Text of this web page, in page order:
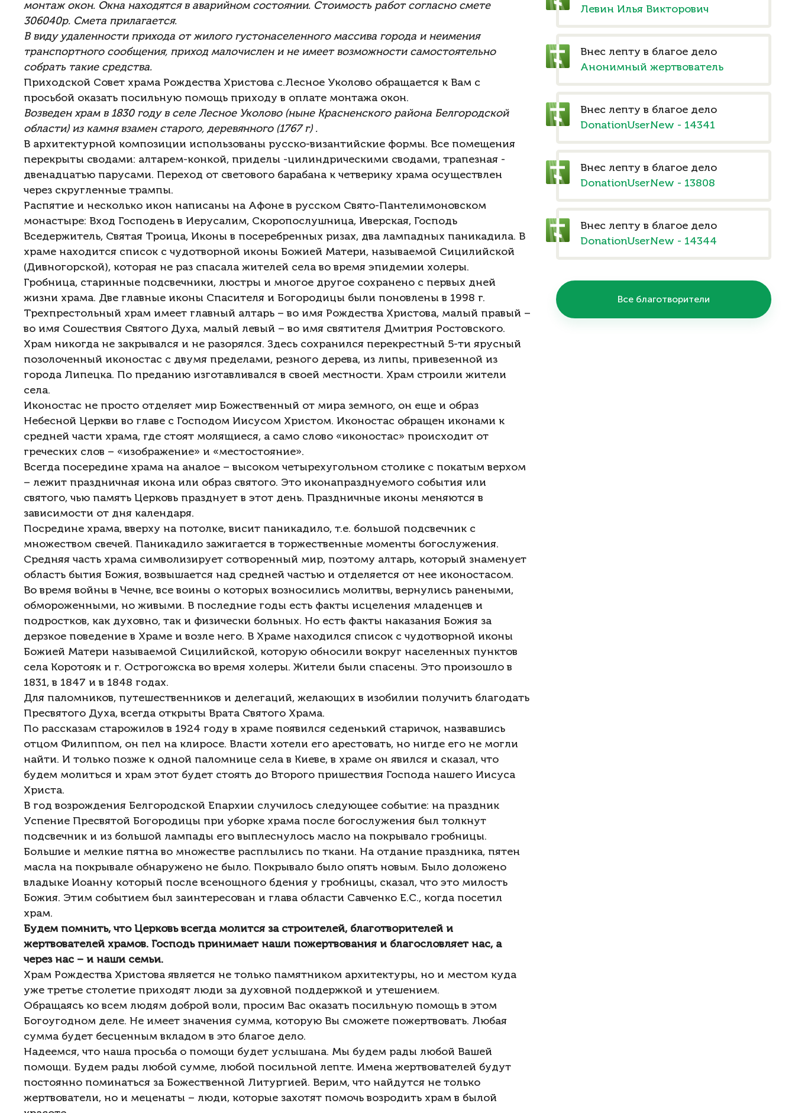
монтаж окон. Окна находятся в аварийном состоянии. Стоимость работ согласно смете
306040р. Смета прилагается.
В виду удаленности прихода от жилого густонаселенного массива города и неимения
транспортного сообщения, приход малочислен и не имеет возможности самостоятельно
собрать такие средства.
Приходской Совет храма Рождества Христова с.Лесное Уколово обращается к Вам с
просьбой оказать посильную помощь приходу в оплате монтажа окон.
Возведен храм в 1830 году в селе Лесное Уколово (ныне Красненского района Белгородской
области) из камня взамен старого, деревянного (1767 г) .
В архитектурной композиции использованы русско-византийские формы. Все помещения
перекрыты сводами: алтарем-конкой, приделы -цилиндрическими сводами, трапезная -
двенадцатью парусами. Переход от светового барабана к четверику храма осуществлен
через скругленные трампы.
Распятие и несколько икон написаны на Афоне в русском Свято-Пантелимоновском
монастыре: Вход Господень в Иерусалим, Скоропослушница, Иверская, Господь
Вседержитель, Святая Троица, Иконы в посеребренных ризах, два лампадных паникадила. В
храме находится список с чудотворной иконы Божией Матери, называемой Сицилийской
(Дивногорской), которая не раз спасала жителей села во время эпидемии холеры.
Гробница, старинные подсвечники, люстры и многое другое сохранено с первых дней
жизни храма. Две главные иконы Спасителя и Богородицы были поновлены в 1998 г.
Трехпрестольный храм имеет главный алтарь – во имя Рождества Христова, малый правый –
во имя Сошествия Святого Духа, малый левый – во имя святителя Дмитрия Ростовского.
Храм никогда не закрывался и не разорялся. Здесь сохранился перекрестный 5-ти ярусный
позолоченный иконостас с двумя пределами, резного дерева, из липы, привезенной из
города Липецка. По преданию изготавливался в своей местности. Храм строили жители
села.
Иконостас не просто отделяет мир Божественный от мира земного, он еще и образ
Небесной Церкви во главе с Господом Иисусом Христом. Иконостас обращен иконами к
средней части храма, где стоят молящиеся, а само слово «иконостас» происходит от
греческих слов – «изображение» и «местостояние».
Всегда посередине храма на аналое – высоком четырехугольном столике с покатым верхом
– лежит праздничная икона или образ святого. Это иконапразднуемого события или
святого, чью память Церковь празднует в этот день. Праздничные иконы меняются в
зависимости от дня календаря.
Посредине храма, вверху на потолке, висит паникадило, т.е. большой подсвечник с
множеством свечей. Паникадило зажигается в торжественные моменты богослужения.
Средняя часть храма символизирует сотворенный мир, поэтому алтарь, который знаменует
область бытия Божия, возвышается над средней частью и отделяется от нее иконостасом.
Во время войны в Чечне, все воины о которых возносились молитвы, вернулись ранеными,
обмороженными, но живыми. В последние годы есть факты исцеления младенцев и
подростков, как духовно, так и физически больных. Но есть факты наказания Божия за
дерзкое поведение в Храме и возле него. В Храме находился список с чудотворной иконы
Божией Матери называемой Сицилийской, которую обносили вокруг населенных пунктов
села Коротояк и г. Острогожска во время холеры. Жители были спасены. Это произошло в
1831, в 1847 и в 1848 годах.
Для паломников, путешественников и делегаций, желающих в изобилии получить благодать
Пресвятого Духа, всегда открыты Врата Святого Храма.
По рассказам старожилов в 1924 году в храме появился седенький старичок, назвавшись
отцом Филиппом, он пел на клиросе. Власти хотели его арестовать, но нигде его не могли
найти. И только позже к одной паломнице села в Киеве, в храме он явился и сказал, что
будем молиться и храм этот будет стоять до Второго пришествия Господа нашего Иисуса
Христа.
В год возрождения Белгородской Епархии случилось следующее событие: на праздник
Успение Пресвятой Богородицы при уборке храма после богослужения был толкнут
подсвечник и из большой лампады его выплеснулось масло на покрывало гробницы.
Большие и мелкие пятна во множестве расплылись по ткани. На отдание праздника, пятен
масла на покрывале обнаружено не было. Покрывало было опять новым. Было доложено
владыке Иоанну который после всенощного бдения у гробницы, сказал, что это милость
Божия. Этим событием был заинтересован и глава области Савченко Е.С., когда посетил
храм.
Будем помнить, что Церковь всегда молится за строителей, благотворителей и
жертвователей храмов. Господь принимает наши пожертвования и благословляет нас, а
через нас – и наши семьи.
Храм Рождества Христова является не только памятником архитектуры, но и местом куда
уже третье столетие приходят люди за духовной поддержкой и утешением.
Обращаясь ко всем людям доброй воли, просим Вас оказать посильную помощь в этом
Богоугодном деле. Не имеет значения сумма, которую Вы сможете пожертвовать. Любая
сумма будет бесценным вкладом в это благое дело.
Надеемся, что наша просьба о помощи будет услышана. Мы будем рады любой Вашей
помощи. Будем рады любой сумме, любой посильной лепте. Имена жертвователей будут
постоянно поминаться за Божественной Литургией. Верим, что найдутся не только
жертвователи, но и меценаты – люди, которые захотят помочь возродить храм в былой
Левин Илья Викторович
Внес лепту в благое дело
Анонимный жертвователь
Внес лепту в благое дело
DonationUserNew - 14341
Внес лепту в благое дело
DonationUserNew - 13808
Внес лепту в благое дело
DonationUserNew - 14344
Все благотворители